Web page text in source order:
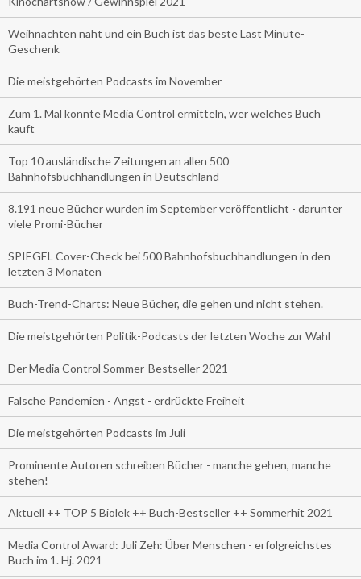
Weihnachten naht und ein Buch ist das beste Last Minute-
Geschenk
Die meistgehörten Podcasts im November
Zum 1. Mal konnte Media Control ermitteln, wer welches Buch
kauft
Top 10 ausländische Zeitungen an allen 500
Bahnhofsbuchhandlungen in Deutschland
8.191 neue Bücher wurden im September veröffentlicht - darunter
viele Promi-Bücher
SPIEGEL Cover-Check bei 500 Bahnhofsbuchhandlungen in den
letzten 3 Monaten
Buch-Trend-Charts: Neue Bücher, die gehen und nicht stehen.
Die meistgehörten Politik-Podcasts der letzten Woche zur Wahl
Der Media Control Sommer-Bestseller 2021
Falsche Pandemien - Angst - erdrückte Freiheit
Die meistgehörten Podcasts im Juli
Prominente Autoren schreiben Bücher - manche gehen, manche
stehen!
Aktuell ++ TOP 5 Biolek ++ Buch-Bestseller ++ Sommerhit 2021
Media Control Award: Juli Zeh: Über Menschen - erfolgreichstes
Buch im 1. Hj. 2021